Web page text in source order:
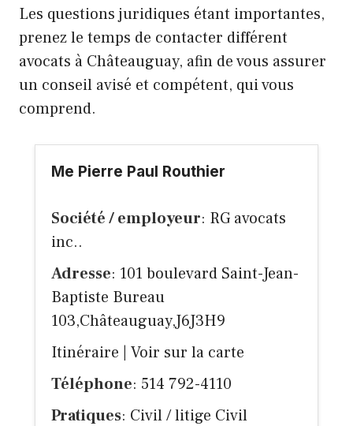
Les questions juridiques étant importantes,
prenez le temps de contacter différent
avocats à Châteauguay, afin de vous assurer
un conseil avisé et compétent, qui vous
comprend.
Me Pierre Paul Routhier
Société / employeur: RG avocats
inc..
Adresse: 101 boulevard Saint-Jean-
Baptiste Bureau
103,Châteauguay,J6J3H9
Itinéraire
Voir sur la carte
Téléphone: 514 792-4110
Pratiques: Civil / litige Civil